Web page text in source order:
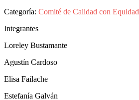
Categoría: Comité de Calidad con Equidad
Integrantes
Loreley Bustamante
Agustín Cardoso
Elisa Failache
Estefanía Galván